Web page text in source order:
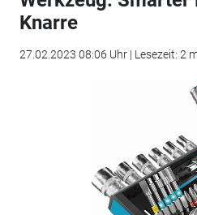
Knarre
27.02.2023 08:06 Uhr | Lesezeit: 2